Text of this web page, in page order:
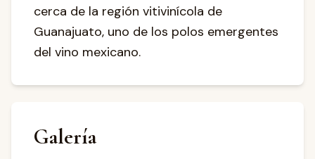
cerca de la región vitivinícola de
Guanajuato, uno de los polos emergentes
del vino mexicano.
Galería